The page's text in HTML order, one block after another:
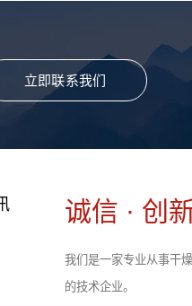
立即联系我们
诚信 · 创
我们是一家专业从事干
的技术企业。